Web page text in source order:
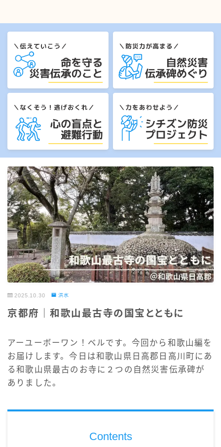
2025.10.30 洪水
京都府｜和歌山最古寺の国宝とともに
アーユーボーワン！ベルです。今回から和歌山編を
お届けします。今日は和歌山県日高郡日高川町にあ
る和歌山県最古のお寺に２つの自然災害伝承碑が
ありました。
Contents